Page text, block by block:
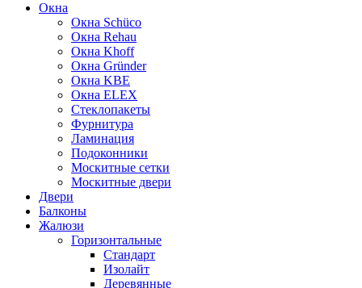
Окна
Окна Schüco
Окна Rehau
Окна Khoff
Окна Gründer
Окна KBE
Окна ELEX
Стеклопакеты
Фурнитура
Ламинация
Подоконники
Москитные сетки
Москитные двери
Двери
Балконы
Жалюзи
Горизонтальные
Стандарт
Изолайт
Деревянные